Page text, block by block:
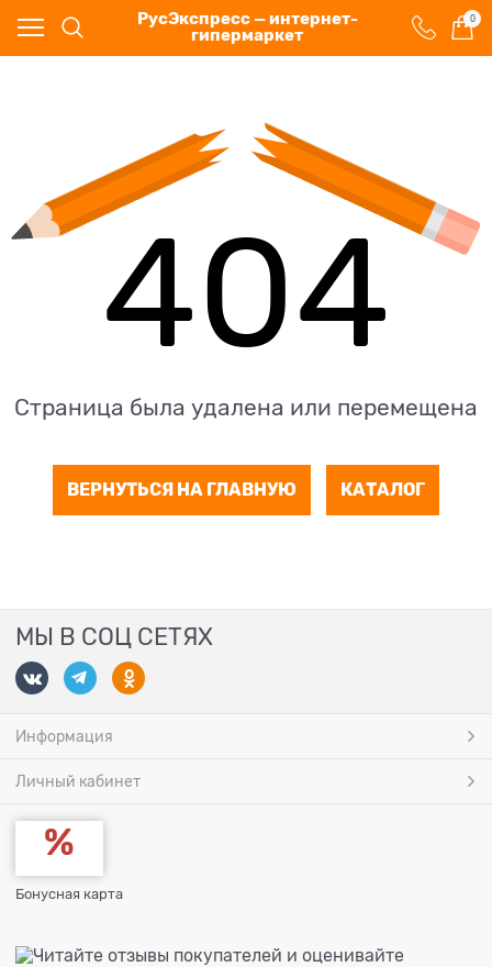
РусЭкспресс — интернет-
гипермаркет
0
404
Страница была удалена или перемещена
ВЕРНУТЬСЯ НА ГЛАВНУЮ КАТАЛОГ
МЫ В СОЦ СЕТЯХ
Информация
Личный кабинет
Бонусная карта